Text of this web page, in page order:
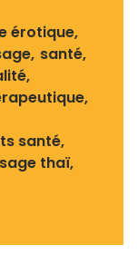
érotique
santé
santé
thaï